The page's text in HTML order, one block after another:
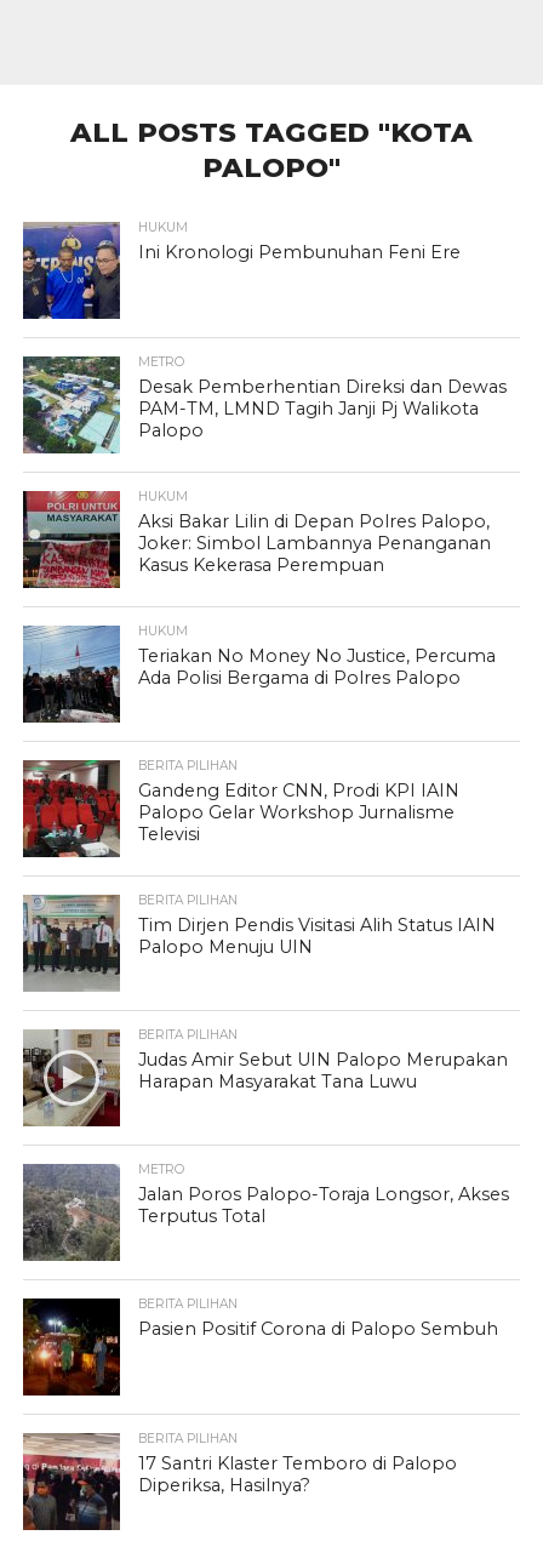
ALL POSTS TAGGED "KOTA
PALOPO"
HUKUM
Ini Kronologi Pembunuhan Feni Ere
METRO
Desak Pemberhentian Direksi dan Dewas
PAM-TM, LMND Tagih Janji Pj Walikota
Palopo
HUKUM
Aksi Bakar Lilin di Depan Polres Palopo,
Joker: Simbol Lambannya Penanganan
Kasus Kekerasa Perempuan
HUKUM
Teriakan No Money No Justice, Percuma
Ada Polisi Bergama di Polres Palopo
BERITA PILIHAN
Gandeng Editor CNN, Prodi KPI IAIN
Palopo Gelar Workshop Jurnalisme
Televisi
BERITA PILIHAN
Tim Dirjen Pendis Visitasi Alih Status IAIN
Palopo Menuju UIN
BERITA PILIHAN
Judas Amir Sebut UIN Palopo Merupakan
Harapan Masyarakat Tana Luwu
METRO
Jalan Poros Palopo-Toraja Longsor, Akses
Terputus Total
BERITA PILIHAN
Pasien Positif Corona di Palopo Sembuh
BERITA PILIHAN
17 Santri Klaster Temboro di Palopo
Diperiksa, Hasilnya?